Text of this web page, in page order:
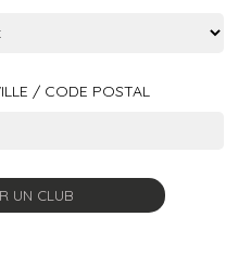
/ CODE POSTAL